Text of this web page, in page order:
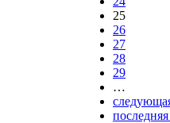
25
26
27
28
29
…